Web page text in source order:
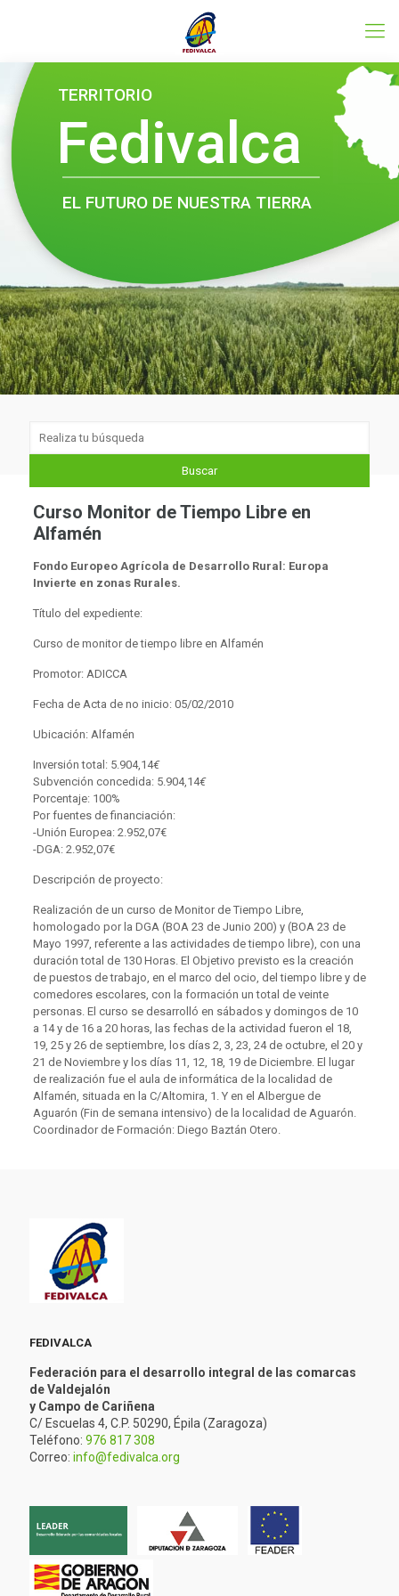
Conoce el programa LEADER
TERRITORIO
Fedivalca
EL FUTURO DE NUESTRA TIERRA
Curso Monitor de Tiempo Libre en
Alfamén
Fondo Europeo Agrícola de Desarrollo Rural: Europa
Invierte en zonas Rurales.
Título del expediente:
Curso de monitor de tiempo libre en Alfamén
Promotor: ADICCA
Fecha de Acta de no inicio: 05/02/2010
Ubicación: Alfamén
Inversión total: 5.904,14€
Subvención concedida: 5.904,14€
Porcentaje: 100%
Por fuentes de financiación:
-Unión Europea: 2.952,07€
-DGA: 2.952,07€
Descripción de proyecto:
Realización de un curso de Monitor de Tiempo Libre,
homologado por la DGA (BOA 23 de Junio 200) y (BOA 23 de
Mayo 1997, referente a las actividades de tiempo libre), con una
duración total de 130 Horas. El Objetivo previsto es la creación
de puestos de trabajo, en el marco del ocio, del tiempo libre y de
comedores escolares, con la formación un total de veinte
personas. El curso se desarrolló en sábados y domingos de 10
a 14 y de 16 a 20 horas, las fechas de la actividad fueron el 18,
19, 25 y 26 de septiembre, los días 2, 3, 23, 24 de octubre, el 20 y
21 de Noviembre y los días 11, 12, 18, 19 de Diciembre. El lugar
de realización fue el aula de informática de la localidad de
Alfamén, situada en la C/Altomira, 1. Y en el Albergue de
Aguarón (Fin de semana intensivo) de la localidad de Aguarón.
Coordinador de Formación: Diego Baztán Otero.
FEDIVALCA
Federación para el desarrollo integral de las comarcas
de Valdejalón
y Campo de Cariñena
C/ Escuelas 4, C.P. 50290, Épila (Zaragoza)
Teléfono: 976 817 308
Correo: info@fedivalca.org